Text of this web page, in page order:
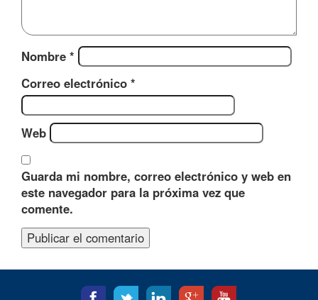
Nombre *
Correo electrónico *
Web
Guarda mi nombre, correo electrónico y web en
este navegador para la próxima vez que
comente.